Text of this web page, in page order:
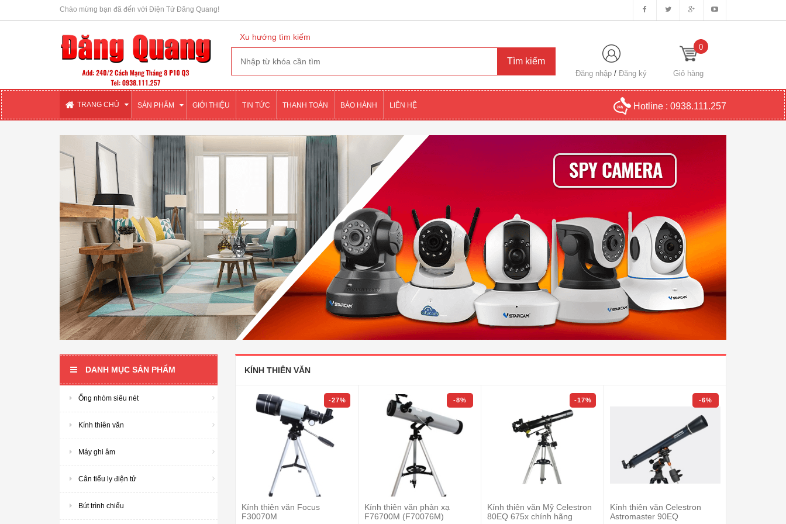
Chào mừng bạn đã đến với Điện Tử Đăng Quang!
Xu hướng tìm kiếm
Đăng nhập /Đăng ký Giỏ hàng
0
TRANG CHỦ SẢN PHẨM GIỚI THIỆU TIN TỨC THANH TOÁN BẢO HÀNH LIÊN HỆ Hotline : 0938.111.257
DANH MỤC SẢN PHẨM
Ống nhòm siêu nét
Kính thiên văn
Máy ghi âm
Cân tiểu ly điện tử
Bút trình chiếu
KÍNH THIÊN VĂN
-27%
Kính thiên văn Focus
F30070M
-8%
Kính thiên văn phản xạ
F76700M (F70076M)
-17%
Kính thiên văn Mỹ Celestron
80EQ 675x chính hãng
-6%
Kính thiên văn Celestron
Astromaster 90EQ